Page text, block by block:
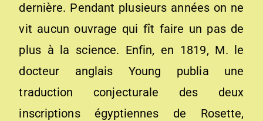
dernière. Pendant plusieurs années on ne
vit aucun ouvrage qui fît faire un pas de
plus à la science. Enfin, en 1819, M. le
docteur anglais Young publia une
traduction conjecturale des deux
inscriptions égyptiennes de Rosette,